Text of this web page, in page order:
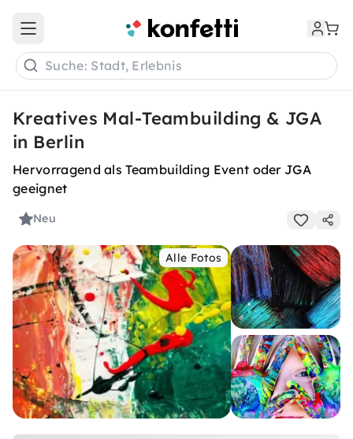
Open main menu
Suche: Stadt, Erlebnis
Kreatives Mal-Teambuilding & JGA
in Berlin
Hervorragend als Teambuilding Event oder JGA
geeignet
Neu
Alle Fotos